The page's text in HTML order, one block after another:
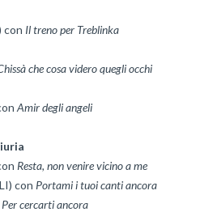
con Il treno per Treblinka
che cosa videro quegli occhi
Amir degli angeli
Resta, non venire vicino a me
con Portami i tuoi canti ancora
Per cercarti ancora